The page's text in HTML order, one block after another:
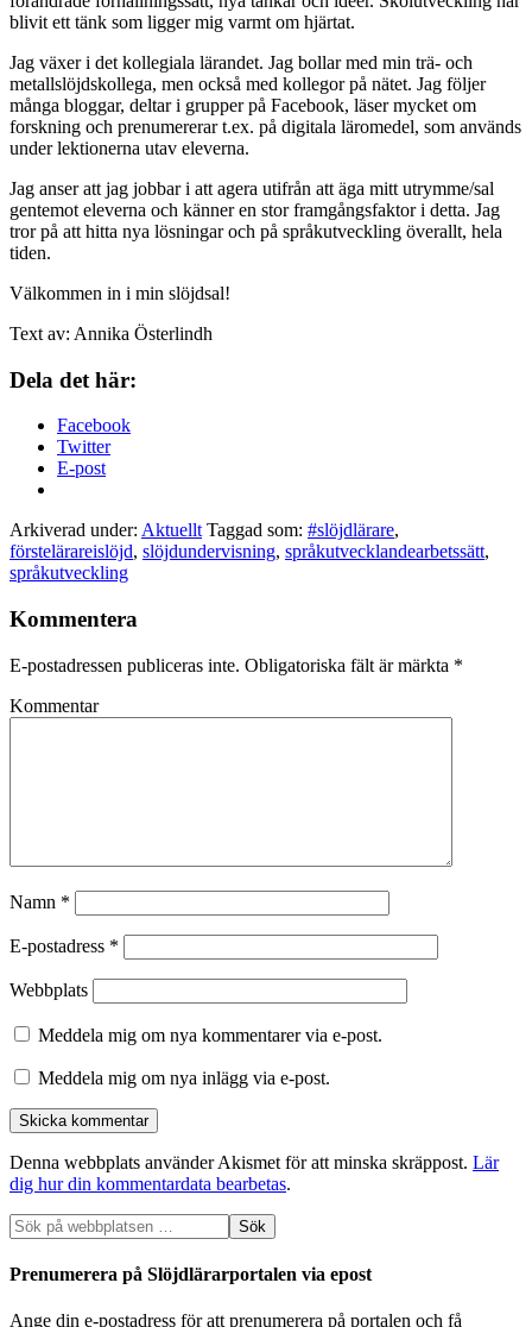
blivit ett tänk som ligger mig varmt om hjärtat.
Jag växer i det kollegiala lärandet. Jag bollar med min trä- och
metallslöjdskollega, men också med kollegor på nätet. Jag följer
många bloggar, deltar i grupper på Facebook, läser mycket om
forskning och prenumererar t.ex. på digitala läromedel, som används
under lektionerna utav eleverna.
Jag anser att jag jobbar i att agera utifrån att äga mitt utrymme/sal
gentemot eleverna och känner en stor framgångsfaktor i detta. Jag
tror på att hitta nya lösningar och på språkutveckling överallt, hela
tiden.
Välkommen in i min slöjdsal!
Text av: Annika Österlindh
Dela det här:
Facebook
Twitter
E-post
Arkiverad under: Aktuellt Taggad som: #slöjdlärare,
förstelärareislöjd, slöjdundervisning, språkutvecklandearbetssätt,
språkutveckling
Kommentera
E-postadressen publiceras inte. Obligatoriska fält är märkta *
Kommentar
Namn *
E-postadress *
Webbplats
Meddela mig om nya kommentarer via e-post.
Meddela mig om nya inlägg via e-post.
Denna webbplats använder Akismet för att minska skräppost. Lär
dig hur din kommentardata bearbetas.
Prenumerera på Slöjdlärarportalen via epost
Ange din e-postadress för att prenumerera på portalen och få